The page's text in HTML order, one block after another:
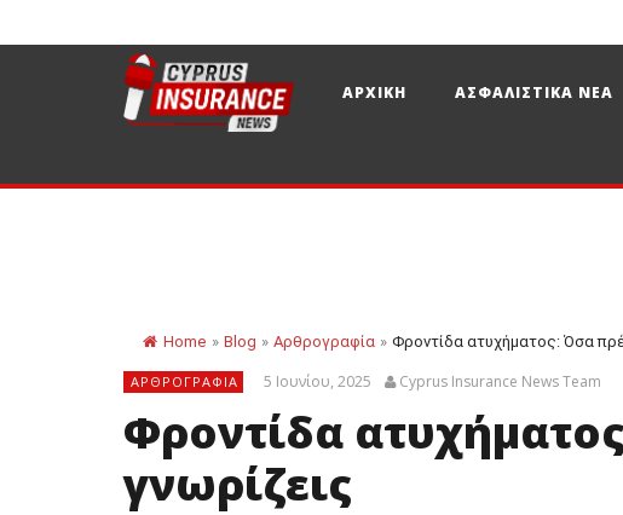
ΑΡΧΙΚΗ ΑΣΦΑΛΙΣΤΙΚΑ ΝΕΑ
Home » Blog » Αρθρογραφία » Φροντίδα ατυχήματος: Όσα
ΑΡΘΡΟΓΡΑΦΊΑ 5 Ιουνίου, 2025 Cyprus Insurance News Team
Φροντίδα
γνωρίζεις